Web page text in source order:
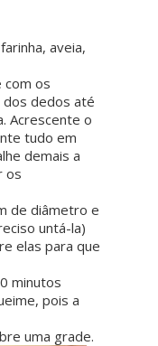
aveia,
com os
dedos até
Acrescente o
tudo em
demais a
os
de diâmetro e
untá-la)
elas para que
minutos
pois a
uma grade.